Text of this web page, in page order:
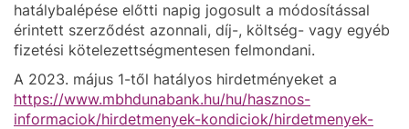
hatálybalépése előtti napig jogosult a módosítással
érintett szerződést azonnali, díj-, költség- vagy egyéb
fizetési kötelezettségmentesen felmondani.
A 2023. május 1-től hatályos hirdetményeket a
https://www.mbhdunabank.hu/hu/hasznos-
informaciok/hirdetmenyek-kondiciok/hirdetmenyek-